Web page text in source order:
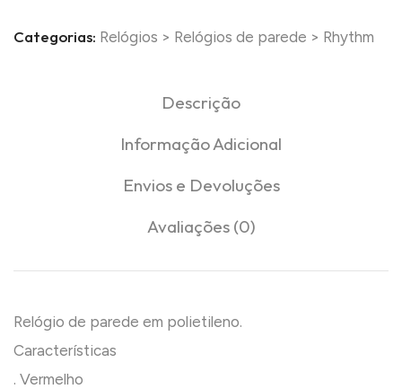
Categorias: Relógios > Relógios de parede > Rhythm
Descrição
Informação Adicional
Envios e Devoluções
Avaliações (0)
Relógio de parede em polietileno.
Características
. Vermelho